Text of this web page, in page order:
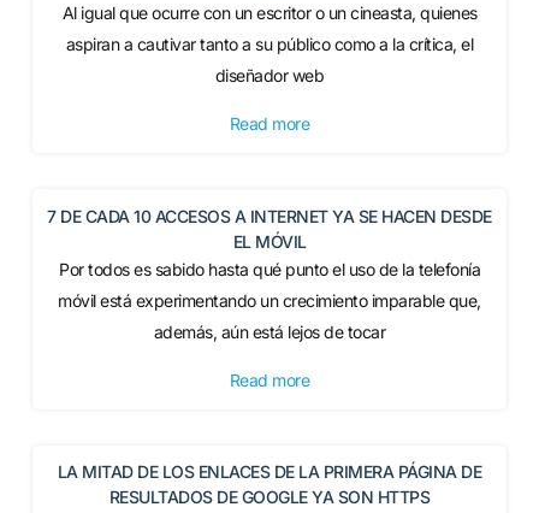
Al igual que ocurre con un escritor o un cineasta, quienes
aspiran a cautivar tanto a su público como a la crítica, el
diseñador web
Read more
7 DE CADA 10 ACCESOS A INTERNET YA SE HACEN DESDE
EL MÓVIL
Por todos es sabido hasta qué punto el uso de la telefonía
móvil está experimentando un crecimiento imparable que,
además, aún está lejos de tocar
Read more
LA MITAD DE LOS ENLACES DE LA PRIMERA PÁGINA DE
RESULTADOS DE GOOGLE YA SON HTTPS